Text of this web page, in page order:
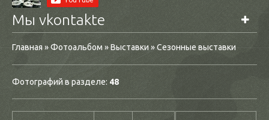
Мы vkontakte
Главная»Фотоальбом »Выставки» Сезонные выставки
Фотографий в разделе: 48